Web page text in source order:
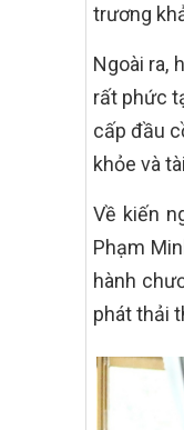
trương
Ngoài ra,
rất phức
cấp đầu
khỏe và
Về kiến
Phạm
hành
phát thải